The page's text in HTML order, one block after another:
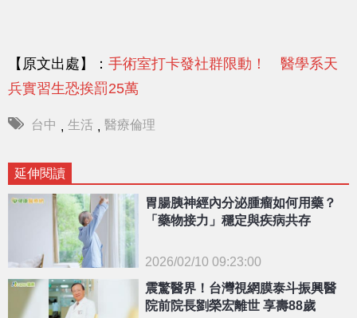
【原文出處】： 手術室打卡發社群限動！ 醫學系天
兵實習生恐挨罰25萬
台中 , 生活 , 醫療倫理
延伸閱讀
胃腸胰神經內分泌腫瘤如何用藥？
「藥物接力」穩定與疾病共存
2026/02/10 09:23:00
震驚醫界！台灣視網膜泰斗振興醫
院前院長劉榮宏離世 享壽88歲